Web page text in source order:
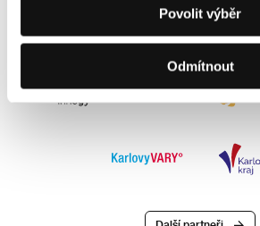
Povolit výběr
Odmítnout